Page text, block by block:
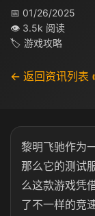
📅 01/26/2025
👁 3.5k 阅读
🏷 游戏攻略
← 返回资讯列表
黎明飞驰作为
那么它的测试
么这款游戏凭
了不一样的竞